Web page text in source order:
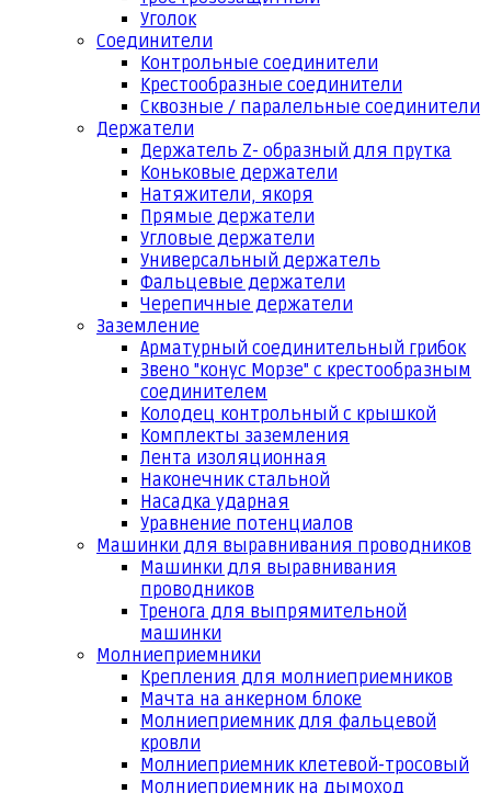
Уголок
Соединители
Контрольные соединители
Крестообразные соединители
Сквозные / паралельные соединители
Держатели
Держатель Z- образный для прутка
Коньковые держатели
Натяжители, якоря
Прямые держатели
Угловые держатели
Универсальный держатель
Фальцевые держатели
Черепичные держатели
Заземление
Арматурный соединительный грибок
Звено "конус Морзе" с крестообразным
соединителем
Колодец контрольный с крышкой
Комплекты заземления
Лента изоляционная
Наконечник стальной
Насадка ударная
Уравнение потенциалов
Машинки для выравнивания проводников
Машинки для выравнивания
проводников
Тренога для выпрямительной
машинки
Молниеприемники
Крепления для молниеприемников
Мачта на анкерном блоке
Молниеприемник для фальцевой
кровли
Молниеприемник клетевой-тросовый
Молниеприемник на дымоход